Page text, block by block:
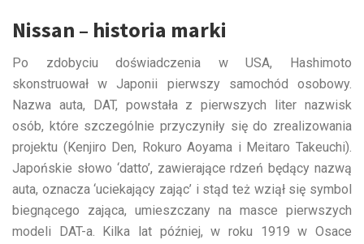
Nissan – historia marki
Po zdobyciu doświadczenia w USA, Hashimoto
skonstruował w Japonii pierwszy samochód osobowy.
Nazwa auta, DAT, powstała z pierwszych liter nazwisk
osób, które szczególnie przyczyniły się do zrealizowania
projektu (Kenjiro Den, Rokuro Aoyama i Meitaro Takeuchi).
Japońskie słowo ‘datto’, zawierające rdzeń będący nazwą
auta, oznacza ‘uciekający zając’ i stąd też wziął się symbol
biegnącego zająca, umieszczany na masce pierwszych
modeli DAT-a. Kilka lat później, w roku 1919 w Osace